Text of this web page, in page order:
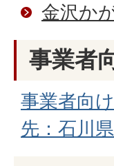
金沢か
事業者
事業者向
先：石川